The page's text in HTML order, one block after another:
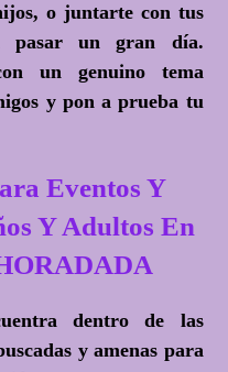
o juntarte con tus
pasar un gran día.
un genuino tema
y pon a prueba tu
Eventos Y
Y Adultos En
dentro de las
y amenas para